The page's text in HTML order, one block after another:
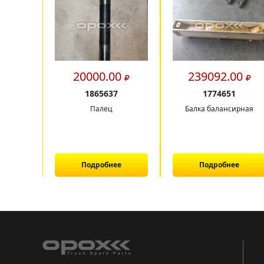
20000.00
1865637
Палец
Подробнее
239092.00
1774651
Балка балансирная
Подробнее